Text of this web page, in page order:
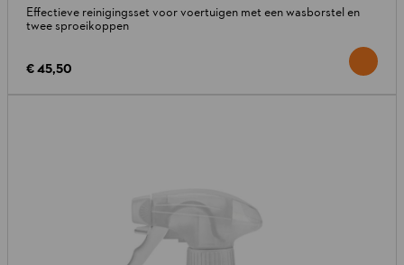
Effectieve reinigingsset voor voertuigen met een wasborstel en
twee sproeikoppen
€ 45,50